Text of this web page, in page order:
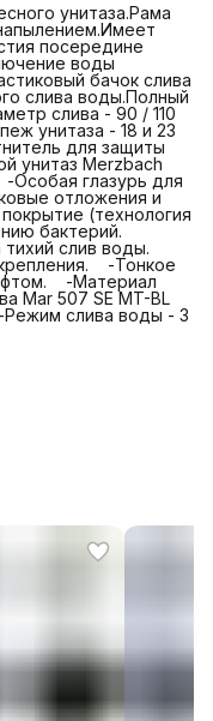
унитаза.Рама
Имеет
посередине
воды
бачок слива
слива воды.Полный
слива - 90 / 110
унитаза - 18 и 23
для защиты
унитаз Merzbach
глазурь для
отложения и
(технология
бактерий.
тихий слив воды.
-Тонкое
-Материал
Mar 507 SE MT-BL
слива воды - 3